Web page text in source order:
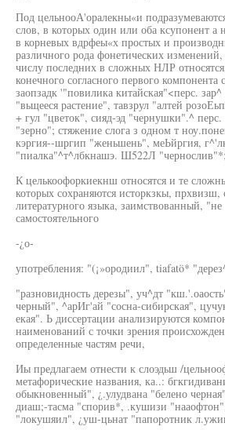
Под цельнооА'оралекны«и
слов, в которых один или оба ксупонент а
в корневых вдрфеы«х простых и
различного рода фонетических
числу последних в сложных НЛР
конечного согласного первого компонента
заопзадк '"повилика китайская"<перс.
"вьщееся растение", тавзрул "алтей
+ гул "цветок", сияд-эд "чернушки".^
"зерно"; стяжение слога з одном т
кэргия--шргип "женьшень", меЬйргия,
"пиалка"^т^лбкнашэ. Ш522Л
К целькоофоркиекнш относятся и те
которых сохраняются исторкзкы,
литературного языка, заимствованный,
самостоятельного
-¿о-
употребления: "(¡»ородиил", tiafatö*
"разновидность дерезы", уч^дт
черный", ^арИг'ай "сосна-сибирская",
екая". Ь диссертации анализируются
наименований с точки зрения
определенные частям речи,
Иы предлагаем отнести к слоэдьш /
метафорические названия, ка..:
обыкновенный", ¿.улудвана "белено
диаш;-тасма "спорив*, .кушизи
"локушяил", ¿уш-цьнат "папоротник